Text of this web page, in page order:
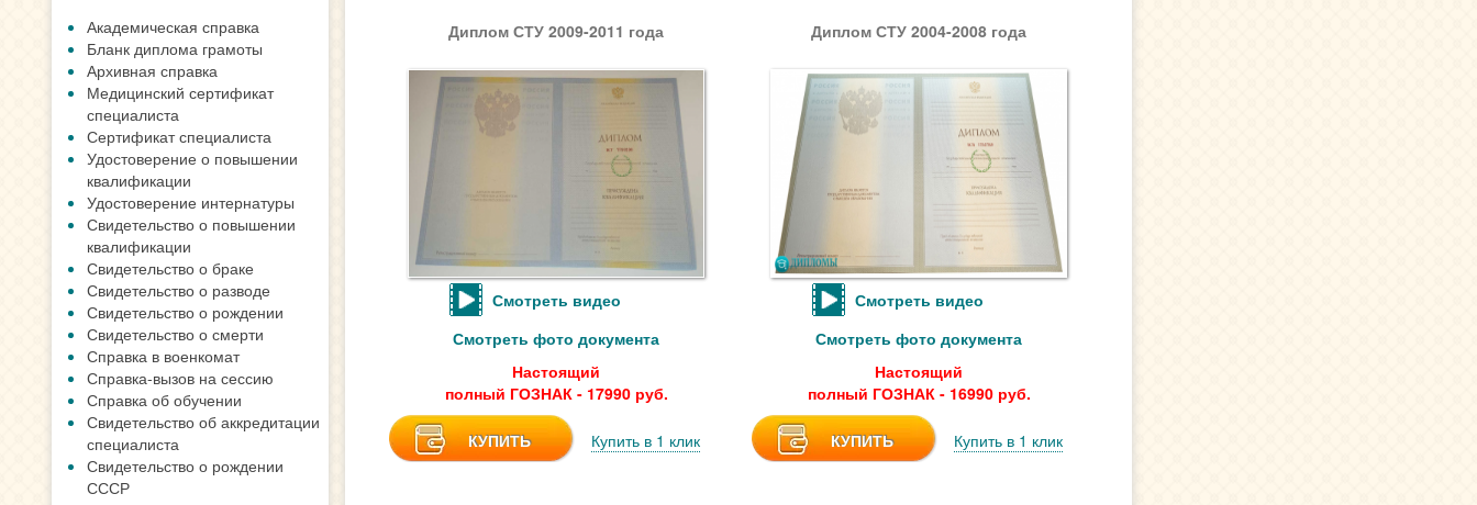
Академическая справка
Бланк диплома грамоты
Архивная справка
Медицинский сертификат
специалиста
Сертификат специалиста
Удостоверение о повышении
квалификации
Удостоверение интернатуры
Свидетельство о повышении
квалификации
Свидетельство о браке
Свидетельство о разводе
Свидетельство о рождении
Свидетельство о смерти
Справка в военкомат
Справка-вызов на сессию
Справка об обучении
Свидетельство об аккредитации
специалиста
Свидетельство о рождении
СССР
Диплом СТУ 2009-2011 года
Смотреть видео
Смотреть фото документа
Настоящий
полный ГОЗНАК - 17990 руб.
КУПИТЬ Купить в 1 клик
Диплом СТУ 2004-2008 года
Смотреть видео
Смотреть фото документа
Настоящий
полный ГОЗНАК - 16990 руб.
КУПИТЬ Купить в 1 клик